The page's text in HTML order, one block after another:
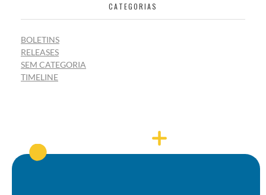
CATEGORIAS
BOLETINS
RELEASES
SEM CATEGORIA
TIMELINE